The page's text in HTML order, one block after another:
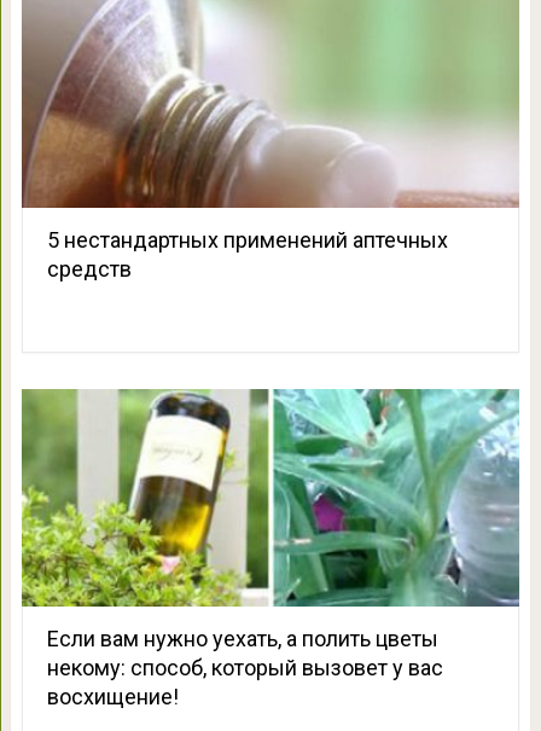
5 нестандартных применений аптечных
средств
Если вам нужно уехать, а полить цветы
некому: способ, который вызовет у вас
восхищение!